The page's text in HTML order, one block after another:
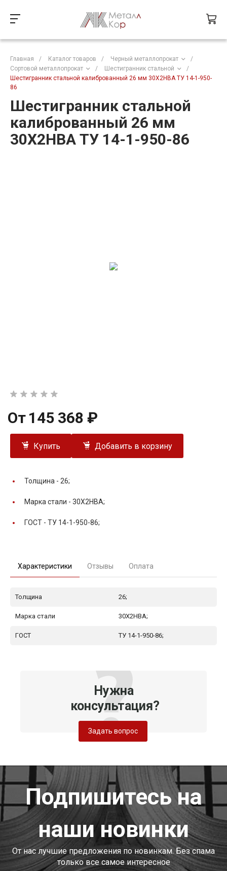
Главная / Каталог товаров / Черный металлопрокат
/
Сортовой металлопрокат
/ Шестигранник стальной
/
Шестигранник стальной калиброванный 26 мм 30Х2НВА ТУ 14-1-950-
86
Шестигранник стальной
калиброванный 26 мм
30Х2НВА ТУ 14-1-950-86
От 145 368 ₽
Купить Добавить в корзину
Толщина - 26;
Марка стали - 30Х2НВА;
ГОСТ - ТУ 14-1-950-86;
Характеристики Отзывы Оплата
Толщина 26;
Марка стали 30Х2НВА;
ГОСТ ТУ 14-1-950-86;
Нужна
консультация?
Задать вопрос
Подпишитесь на
наши новинки
От нас лучшие предложения по новинкам. Без спама
только все самое интересное